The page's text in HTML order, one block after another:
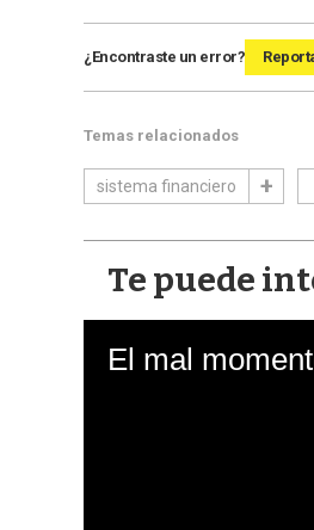
¿Encontraste un error?
Temas relacionados
sistema financiero
Te puede